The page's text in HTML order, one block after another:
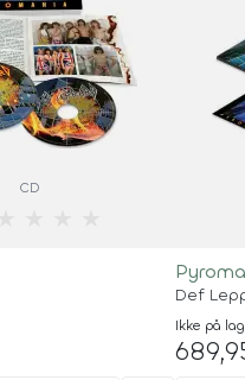
CD
Def
Ikke på